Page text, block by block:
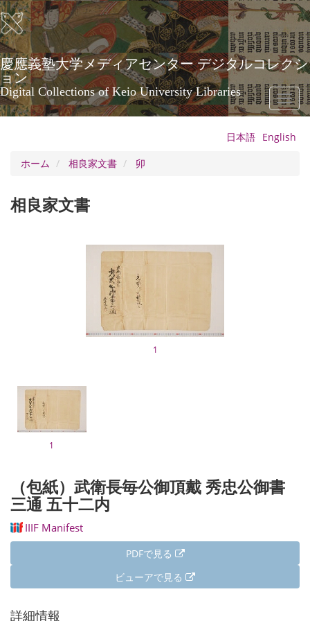
メ
イ
ン
コ
ン
テ
ン
ツ
に
慶應義塾大学メディアセンター デジタルコレクシ
ョン
Digital Collections of Keio University Libraries
Toggle
日本語 English
ホーム
相良家文書 卯
相良家文書
1
1
（包紙）武衛長毎公御頂戴 秀忠公御書
三通 五十二内
IIIF Manifest
PDFで見る
ビューアで見る
詳細情報